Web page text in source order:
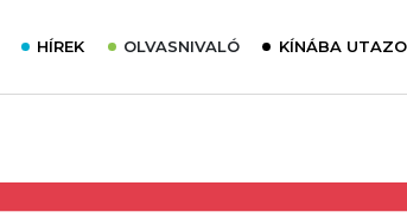
HÍREK OLVASNIVALÓ
Utazómajom – CitySIM kártya a
KÍNÁBA